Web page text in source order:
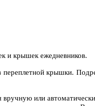
и крышек ежедневников.
крышки.
или